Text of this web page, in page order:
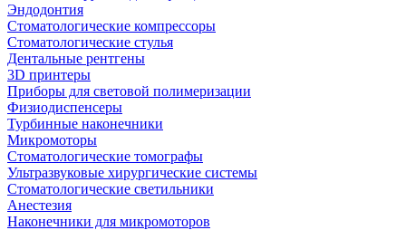
Эндодонтия
Стоматологические компрессоры
Стоматологические стулья
Дентальные рентгены
3D принтеры
Приборы для световой полимеризации
Физиодиспенсеры
Турбинные наконечники
Микромоторы
Стоматологические томографы
Ультразвуковые хирургические системы
Стоматологические светильники
Анестезия
Наконечники для микромоторов